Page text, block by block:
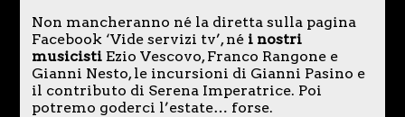
Non mancheranno né la diretta sulla pagina
Facebook ‘Vide servizi tv’, néi nostri
musicistiEzio Vescovo, Franco Rangone e
Gianni Nesto, le incursioni di Gianni Pasino e
il contributo di Serena Imperatrice. Poi
potremo goderci l’estate… forse.